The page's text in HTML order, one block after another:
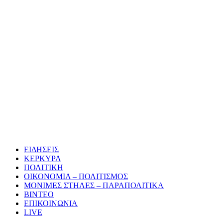
ΕΙΔΗΣΕΙΣ
ΚΕΡΚΥΡΑ
ΠΟΛΙΤΙΚΗ
ΟΙΚΟΝΟΜΙΑ – ΠΟΛΙΤΙΣΜΟΣ
ΜΟΝΙΜΕΣ ΣΤΗΛΕΣ – ΠΑΡΑΠΟΛΙΤΙΚΑ
ΒΙΝΤΕΟ
ΕΠΙΚΟΙΝΩΝΙΑ
LIVE